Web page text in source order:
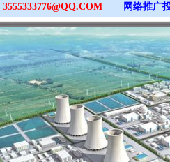
3555333776@QQ.COM 网络推广